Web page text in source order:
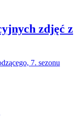
zdjęć z
7. sezonu